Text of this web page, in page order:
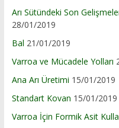
Arı Sütündeki Son
28/01/2019
Bal 21/01/2019
Varroa ve Mücadele Yolları
Ana Arı Üretimi 15/01/2019
Standart Kovan 15/01/2019
Varroa İçin Formik Asit